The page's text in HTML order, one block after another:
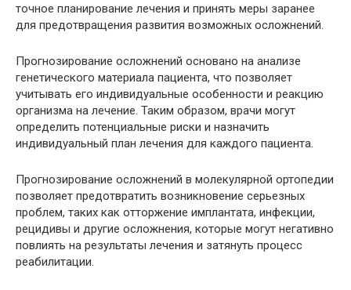
точное планирование лечения и принять меры заранее
для предотвращения развития возможных осложнений.
Прогнозирование осложнений основано на анализе
генетического материала пациента, что позволяет
учитывать его индивидуальные особенности и реакцию
организма на лечение. Таким образом, врачи могут
определить потенциальные риски и назначить
индивидуальный план лечения для каждого пациента.
Прогнозирование осложнений в молекулярной ортопедии
позволяет предотвратить возникновение серьезных
проблем, таких как отторжение имплантата, инфекции,
рецидивы и другие осложнения, которые могут негативно
повлиять на результаты лечения и затянуть процесс
реабилитации.